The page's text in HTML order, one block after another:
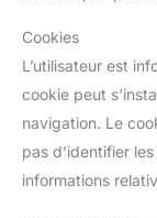
Cookies
L’utilisateur est
cookie peut
navigation. Le
pas d’identifier
informations